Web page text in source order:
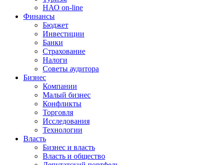
НАО on-line
Финансы
Бюджет
Инвестиции
Банки
Страхование
Налоги
Советы аудитора
Бизнес
Компании
Малый бизнес
Конфликты
Торговля
Исследования
Технологии
Власть
Бизнес и власть
Власть и общество